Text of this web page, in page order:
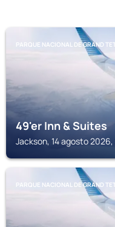
PARQUE NACIONAL DE GRAND
49'er Inn & Suites
Jackson, 14 agosto
PARQUE NACIONAL DE GRAND